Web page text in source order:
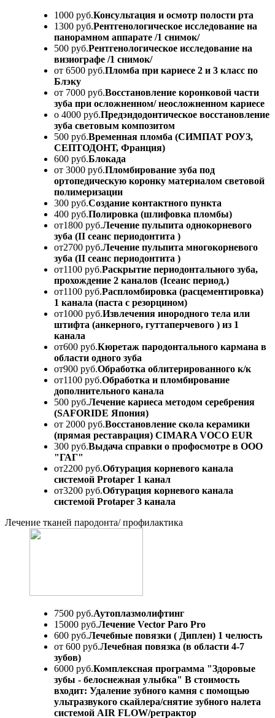
1000 руб.Консультация и осмотр полости рта
1300 руб.Рентгенологическое исследование на
панорамном аппарате /1 снимок/
500 руб.Рентгенологическое исследование на
визиографе /1 снимок/
от 6500 руб.Пломба при кариесе 2 и 3 класс по
Блэку
от 7000 руб.Восстановление коронковой части
зуба при осложненном/ неосложненном кариесе
о 4000 руб.Предэндодонтическое восстановление
зуба световым композитом
500 руб.Временная пломба (СИМПАТ РОУЗ,
СЕПТОДОНТ, Франция)
600 руб.Блокада
от 3000 руб.Пломбирование зуба под
ортопедическую коронку материалом световой
полимеризации
300 руб.Создание контактного пункта
400 руб.Полировка (шлифовка пломбы)
от1800 руб.Лечение пульпита однокорневого
зуба (II сеанс периодонтита )
от2700 руб.Лечение пульпита многокорневого
зуба (II сеанс периодонтита )
от1100 руб.Раскрытие периодонтального зуба,
прохождение 2 каналов (Iсеанс период.)
от1100 руб.Распломбировка (расцементировка)
1 канала (паста с резорцином)
от1000 руб.Извлечения инородного тела или
штифта (анкерного, гуттаперчевого ) из 1
канала
от600 руб.Кюретаж пародонтального кармана в
области одного зуба
от900 руб.Обработка облитерированного к/к
от1100 руб.Обработка и пломбирование
дополнительного канала
500 руб.Лечение кариеса методом серебрения
(SAFORIDE Япония)
от 2000 руб.Восстановление скола керамики
(прямая реставрация) CIMARA VOCO EUR
300 руб.Выдача справки о профосмотре в ООО
"ГАГ"
от2200 руб.Обтурация корневого канала
системой Protaper 1 канал
от3200 руб.Обтурация корневого канала
системой Protaper 3 канала
Лечение тканей пародонта/ профилактика
7500 руб.Аутоплазмолифтинг
15000 руб.Лечение Vector Paro Pro
600 руб.Лечебные повязки ( Диплен) 1 челюсть
от 600 руб.Лечебная повязка (в области 4-7
зубов)
6000 руб.Комплексная программа "Здоровые
зубы - белоснежная улыбка" В стоимость
входит: Удаление зубного камня с помощью
ультразвукого скайлера/снятие зубного налета
системой AIR FLOW/ретрактор